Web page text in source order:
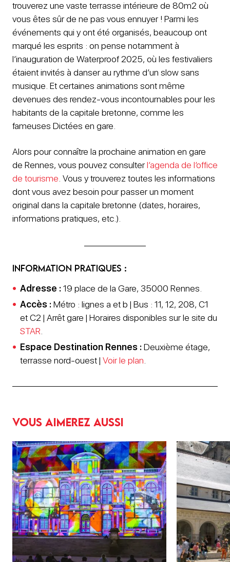
trouverez une vaste terrasse intérieure de 80m2 où
vous êtes sûr de ne pas vous ennuyer ! Parmi les
événements qui y ont été organisés, beaucoup ont
marqué les esprits : on pense notamment à
l’inauguration de Waterproof 2025, où les festivaliers
étaient invités à danser au rythme d’un slow sans
musique. Et certaines animations sont même
devenues des rendez-vous incontournables pour les
habitants de la capitale bretonne, comme les
fameuses Dictées en gare.
Alors pour connaître la prochaine animation en gare
de Rennes, vous pouvez consulterl’agenda de l’office
de tourisme . Vous y trouverez toutes les informations
dont vous avez besoin pour passer un moment
original dans la capitale bretonne (dates, horaires,
informations pratiques, etc.).
Information pratiques :
Adresse :19 place de la Gare, 35000 Rennes.
Accès :Métro : lignes a et b | Bus : 11, 12, 208, C1
et C2 | Arrêt gare | Horaires disponibles sur le site du
STAR
Espace Destination Rennes :Deuxième étage,
terrasse nord-ouest | Voir le plan
Vous aimerez aussi